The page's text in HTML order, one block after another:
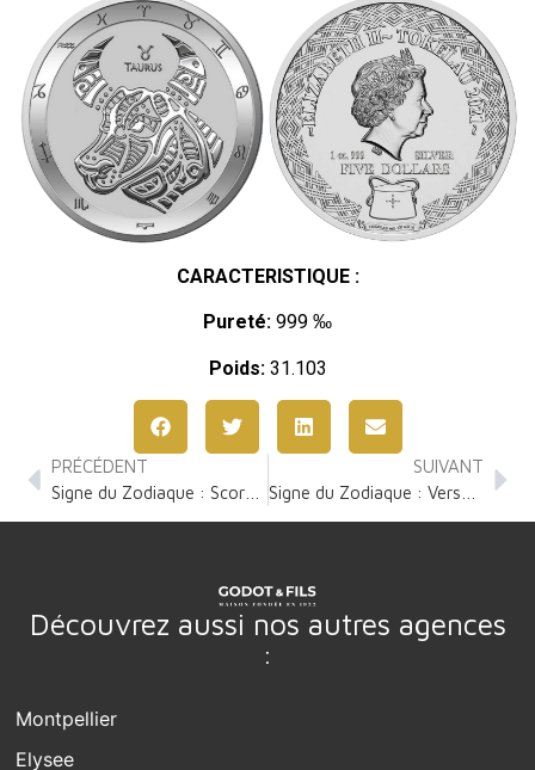
CARACTERISTIQUE :
Pureté: 999 ‰
Poids:31.103
PRÉCÉDENT
SUIVANT
Découvrez aussi nos autres agences
:
Montpellier
Elysee